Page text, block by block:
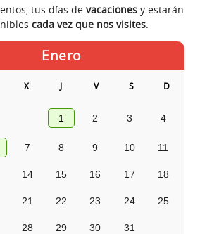
Enero
X J V S D
1 2 3 4
7 8 9 10 11
14 15 16 17 18
21 22 23 24 25
28 29 30 31
tus días de vacaciones y estarán
cada vez que nos visites.